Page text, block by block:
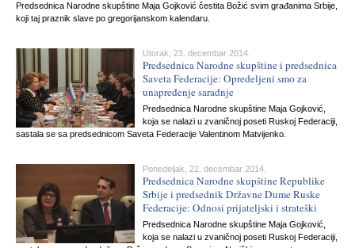
Predsednica Narodne skupštine Maja Gojković čestita Božić svim građanima Srbije,
koji taj praznik slave po gregorijanskom kalendaru.
Utorak, 23. decembar 2014.
Predsednica Narodne skupštine i predsednica
Saveta Federacije: Opredeljeni smo za
unapređenje saradnje
Predsednica Narodne skupštine Maja Gojković,
koja se nalazi u zvaničnoj poseti Ruskoj Federaciji,
sastala se sa predsednicom Saveta Federacije Valentinom Matvijenko.
Ponedeljak, 22. decembar 2014.
Predsednica Narodne skupštine Republike
Srbije i predsednik Državne Dume Ruske
Federacije: Odnosi prijateljski i strateški
Predsednica Narodne skupštine Maja Gojković,
koja se nalazi u zvaničnoj poseti Ruskoj Federaciji,